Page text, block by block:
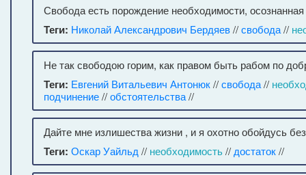
Свобода есть порождение необходимости,
Теги: Николай Александрович Бердяев//свобода//
Не так свободою горим, как правом быть рабом по
Теги: Евгений Витальевич Антонюк//свобода//
подчинение//обстоятельства//
Дайте мне излишества жизни , и я охотно обойдусь
Теги: Оскар Уайльд // необходимость// достаток//